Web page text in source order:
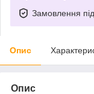
Замовлення
Опис
Опис